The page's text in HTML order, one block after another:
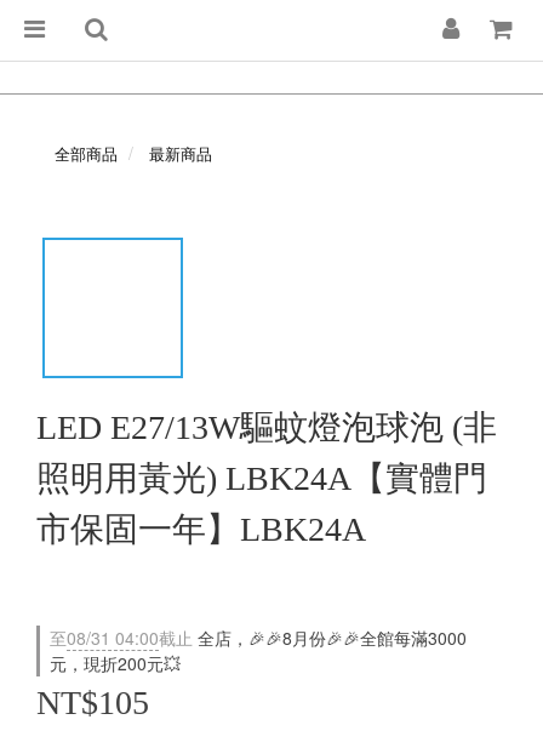
全部商品 最新商品
LED E27/13W驅蚊燈泡球泡 (非
照明用黃光) LBK24A【實體門
市保固一年】LBK24A
至08/31 04:00截止 全店，🎉🎉8月份🎉🎉全館每滿3000
元，現折200元💥
NT$105